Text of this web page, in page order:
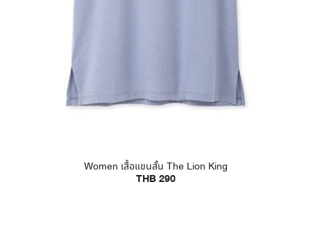
Women เสื้อแขนสั้น The Lion King
THB 290